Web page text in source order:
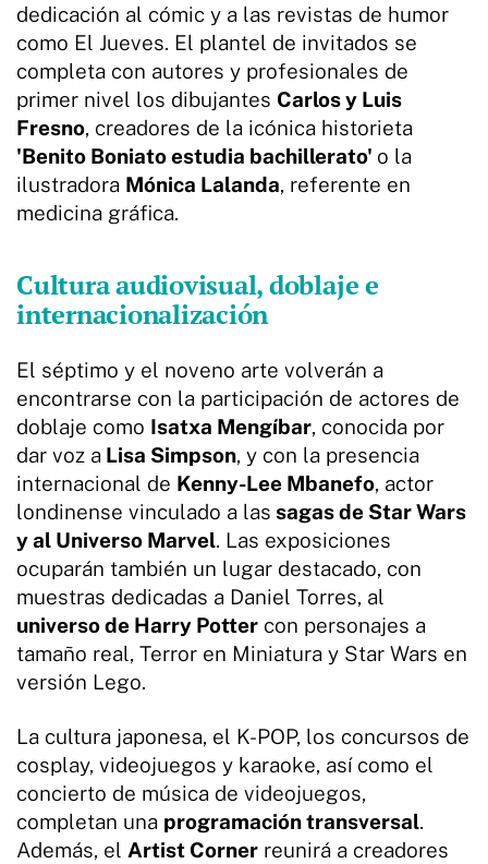
dedicación al cómic y a las revistas de humor
como El Jueves. El plantel de invitados se
completa con autores y profesionales de
primer nivel los dibujantes Carlos y Luis
Fresno, creadores de la icónica historieta
'Benito Boniato estudia bachillerato' o la
ilustradora Mónica Lalanda, referente en
medicina gráfica.
Cultura audiovisual, doblaje e
internacionalización
El séptimo y el noveno arte volverán a
encontrarse con la participación de actores de
doblaje como Isatxa Mengíbar, conocida por
dar voz a Lisa Simpson, y con la presencia
internacional de Kenny-Lee Mbanefo, actor
londinense vinculado a las sagas de Star Wars
y al Universo Marvel. Las exposiciones
ocuparán también un lugar destacado, con
muestras dedicadas a Daniel Torres, al
universo de Harry Potter con personajes a
tamaño real, Terror en Miniatura y Star Wars en
versión Lego.
La cultura japonesa, el K-POP, los concursos de
cosplay, videojuegos y karaoke, así como el
concierto de música de videojuegos,
completan una programación transversal.
Además, el Artist Corner reunirá a creadores